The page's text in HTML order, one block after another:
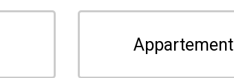
Appartement